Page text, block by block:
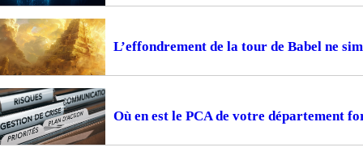
L’effondrement de la tour de Babel ne
Où en est le PCA de votre département